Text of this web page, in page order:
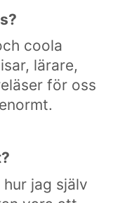
coola
lärare,
för oss
jag själv
verktyg att